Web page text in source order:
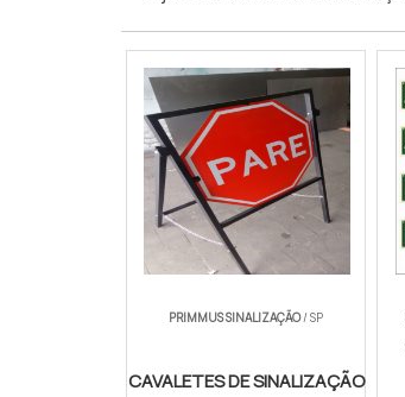
PRIMMUS SINALIZAÇÃO/ SP
CAVALETES DE SINALIZAÇÃO